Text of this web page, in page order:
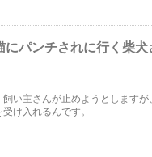
にパンチされに行く柴犬
い主さんが止めようとしますが
け入れるんです。